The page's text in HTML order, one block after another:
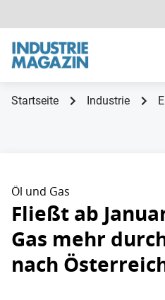
Startseite Industrie
Öl und Gas
Fließt ab
Gas mehr
nach